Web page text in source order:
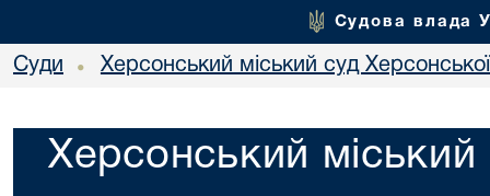
Судова влада
Суди • Херсонський міський суд Херсонської
Херсонський міський